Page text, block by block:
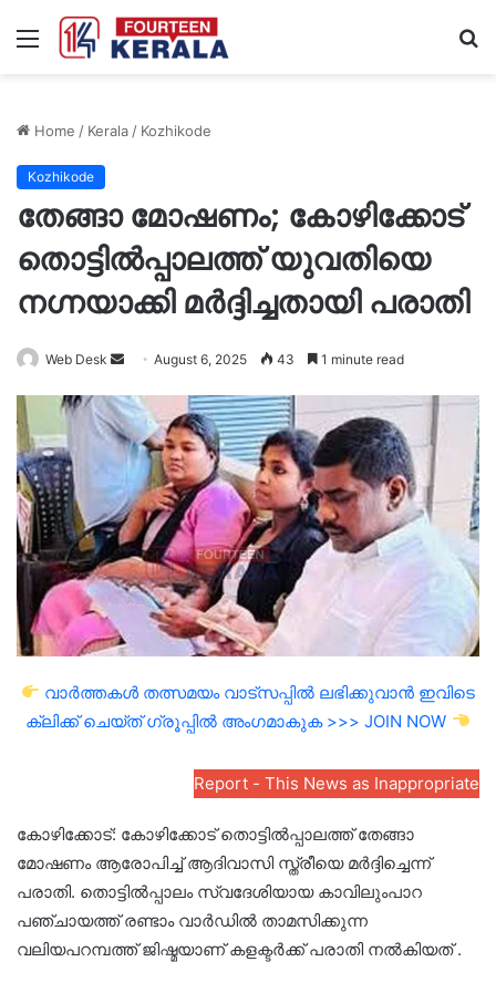
Menu
Home / Kerala/ Kozhikode
Kozhikode
തേങ്ങാ മോഷണം; കോഴിക്കോട്
തൊട്ടിൽപ്പാലത്ത് യുവതിയെ
നഗ്നയാക്കി മർദ്ദിച്ചതായി പരാതി
Web Desk
Send
email
August 6, 2025 43 1 minute read
വാർത്തകൾ തത്സമയം വാട്സപ്പിൽ ലഭിക്കുവാൻ ഇവിടെ
ക്ലിക്ക് ചെയ്ത് ഗ്രൂപ്പിൽ അംഗമാകുക >>> JOIN NOW
Report - This News as Inappropriate
കോഴിക്കോട്: കോഴിക്കോട് തൊട്ടിൽപ്പാലത്ത് തേങ്ങാ
മോഷണം ആരോപിച്ച് ആദിവാസി സ്ത്രീയെ മര്‍ദ്ദിച്ചെന്ന്
പരാതി. തൊട്ടിൽപ്പാലം സ്വദേശിയായ കാവിലുംപാറ
പഞ്ചായത്ത് രണ്ടാം വാർഡിൽ താമസിക്കുന്ന
വലിയപറമ്പത്ത് ജിഷ്മയാണ് കളക്ടർക്ക് പരാതി നൽകിയത് .